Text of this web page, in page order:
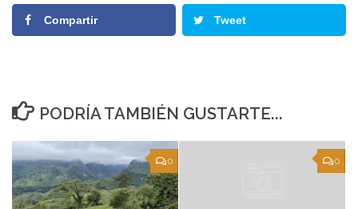
Compartir Tweet
PODRÍA TAMBIÉN GUSTARTE...
0 0